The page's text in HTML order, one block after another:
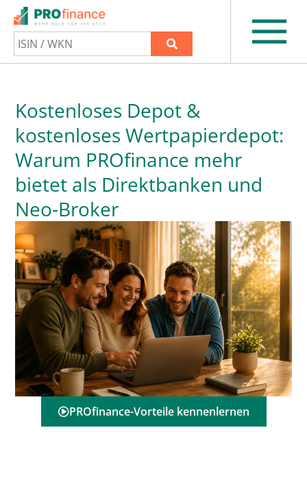
Kostenloses Depot &
kostenloses Wertpapierdepot:
Warum PROfinance mehr
bietet als Direktbanken und
Neo-Broker
PROfinance-Vorteile kennenlernen